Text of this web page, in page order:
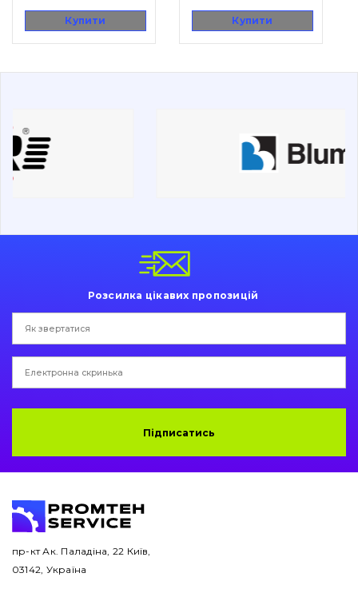
Ходова частина
Ножі, ріжучі кромки
Захист (ковша, адаптера)
Трансмісія
Рама і кузов
Буровий інструмент
Електрообладнання
Купити Купити
Розсилка цікавих пропозицій
Підписатись
пр-кт Ак. Паладіна, 22 Київ,
03142, Україна